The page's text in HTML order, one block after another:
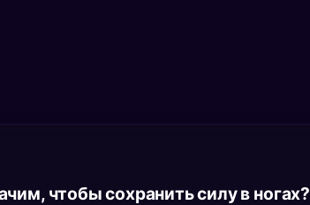
чтобы сохранить силу в ногах?